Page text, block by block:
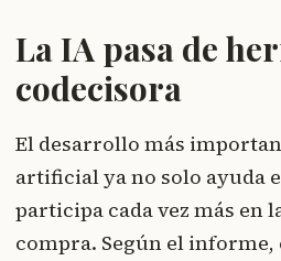
La IA pasa de
codecisora
El desarrollo más
artificial ya no solo ayuda
participa cada vez más en
compra. Según el